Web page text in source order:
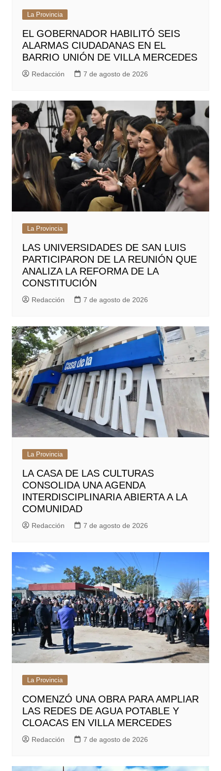
La Provincia
EL GOBERNADOR HABILITÓ SEIS
ALARMAS CIUDADANAS EN EL
BARRIO UNIÓN DE VILLA MERCEDES
Redacción 7 de agosto de 2026
La Provincia
LAS UNIVERSIDADES DE SAN LUIS
PARTICIPARON DE LA REUNIÓN QUE
ANALIZA LA REFORMA DE LA
CONSTITUCIÓN
Redacción 7 de agosto de 2026
La Provincia
LA CASA DE LAS CULTURAS
CONSOLIDA UNA AGENDA
INTERDISCIPLINARIA ABIERTA A LA
COMUNIDAD
Redacción 7 de agosto de 2026
La Provincia
COMENZÓ UNA OBRA PARA AMPLIAR
LAS REDES DE AGUA POTABLE Y
CLOACAS EN VILLA MERCEDES
Redacción 7 de agosto de 2026